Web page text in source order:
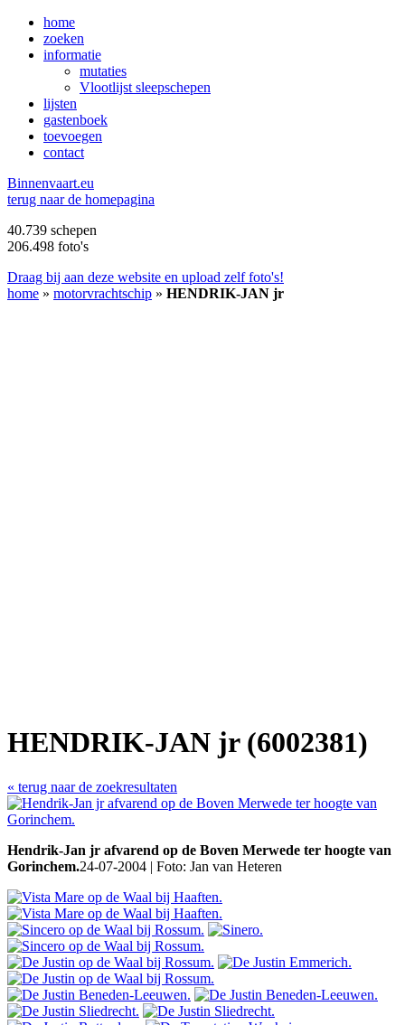
home
zoeken
informatie
mutaties
Vlootlijst sleepschepen
lijsten
gastenboek
toevoegen
contact
Binnenvaart.eu
terug naar de homepagina
40.739 schepen
206.498 foto's
Draag bij aan deze website en upload zelf foto's!
home » motorvrachtschip » HENDRIK-JAN jr
HENDRIK-JAN jr (6002381)
« terug naar de zoekresultaten
Hendrik-Jan jr afvarend op de Boven Merwede ter hoogte van
Gorinchem.24-07-2004 | Foto: Jan van Heteren